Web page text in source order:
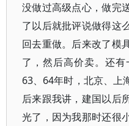
没做过高级点心，做完
了以后就批评说做得这
回去重做。后来改了模
了，然后高价卖。还有
63、64年时，北京、上
后来跟我讲，建国以后
光了，因为我那时还很